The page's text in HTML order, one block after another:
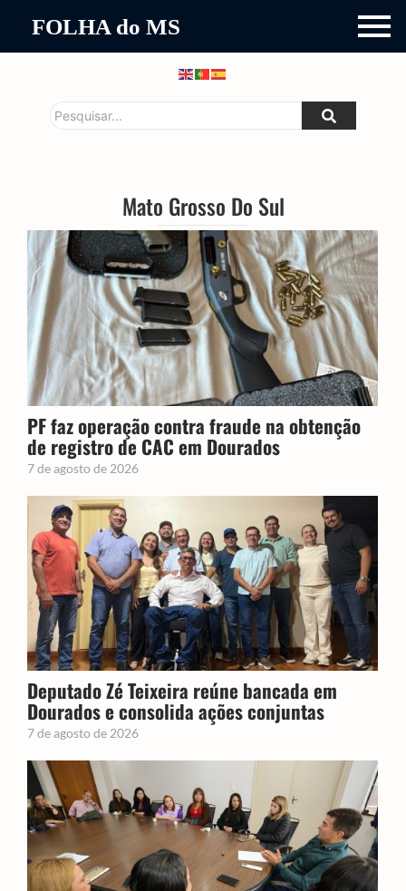
FOLHA do MS
Mato Grosso Do Sul
PF faz operação contra fraude na obtenção
de registro de CAC em Dourados
7 de agosto de 2026
Deputado Zé Teixeira reúne bancada em
Dourados e consolida ações conjuntas
7 de agosto de 2026